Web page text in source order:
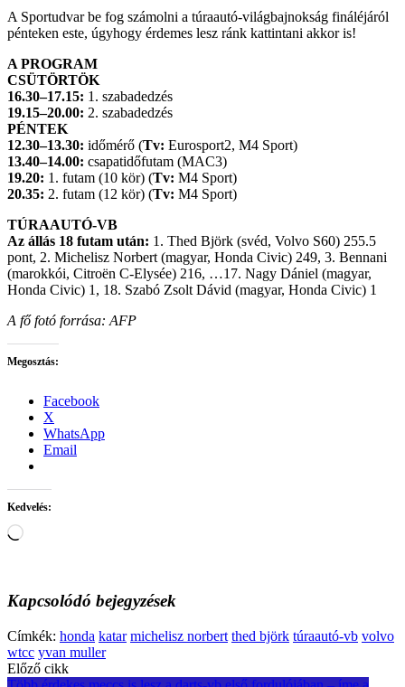
A Sportudvar be fog számolni a túraautó-világbajnokság fináléjáról
pénteken este, úgyhogy érdemes lesz ránk kattintani akkor is!
A PROGRAM
CSÜTÖRTÖK
16.30–17.15: 1. szabadedzés
19.15–20.00: 2. szabadedzés
PÉNTEK
12.30–13.30: időmérő (Tv: Eurosport2, M4 Sport)
13.40–14.00: csapatidőfutam (MAC3)
19.20: 1. futam (10 kör) (Tv: M4 Sport)
20.35: 2. futam (12 kör) (Tv: M4 Sport)
TÚRAAUTÓ-VB
Az állás 18 futam után: 1. Thed Björk (svéd, Volvo S60) 255.5
pont, 2. Michelisz Norbert (magyar, Honda Civic) 249, 3. Bennani
(marokkói, Citroën C-Elysée) 216, …17. Nagy Dániel (magyar,
Honda Civic) 1, 18. Szabó Zsolt Dávid (magyar, Honda Civic) 1
A fő fotó forrása: AFP
Megosztás:
Facebook
X
WhatsApp
Email
Kedvelés:
Loading…
Kapcsolódó bejegyzések
Címkék: honda katar michelisz norbert thed björk túraautó-vb volvo
wtcc yvan muller
Post
Előző cikk